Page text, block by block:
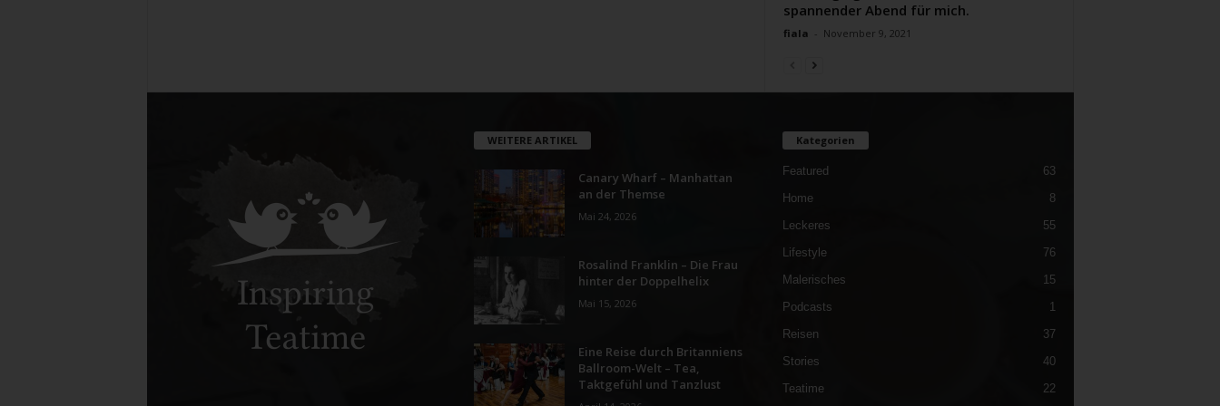
spannender Abend für mich.
fiala - November 9, 2021
WEITERE ARTIKEL
Canary Wharf – Manhattan
an der Themse
Mai 24, 2026
Rosalind Franklin – Die Frau
hinter der Doppelhelix
Mai 15, 2026
Eine Reise durch Britanniens
Ballroom-Welt – Tea,
Taktgefühl und Tanzlust
Kategorien
Featured
63
Home
8
Leckeres
55
Lifestyle
76
Malerisches
15
Podcasts
1
Reisen
37
Stories
40
Teatime
22